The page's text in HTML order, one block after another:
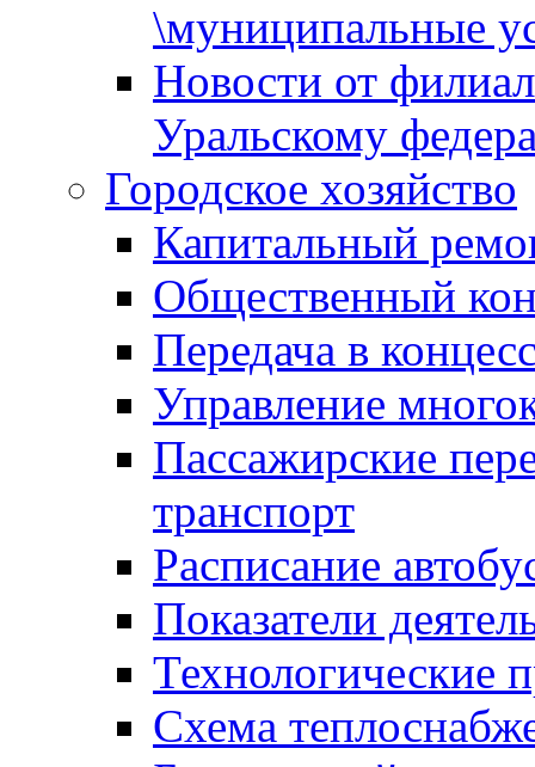
\муниципальные
Новости от
Уральскому
Городское хозяйство
Капитальный
Общественный
Передача в
Управление
Пассажирские
транспорт
Расписание
Показатели
Технологические
Схема